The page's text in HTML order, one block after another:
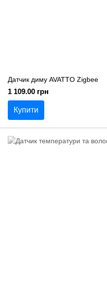
Датчик диму AVATTO Zigbee
1 109.00 грн
Купити